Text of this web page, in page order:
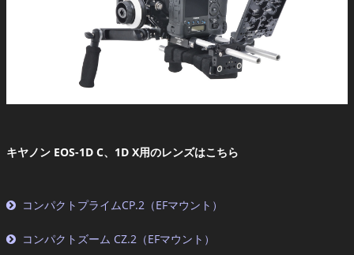
キヤノン EOS-1D C、1D X用のレンズはこちら
コンパクトプライムCP.2（EFマウント）
コンパクトズーム CZ.2（EFマウント）